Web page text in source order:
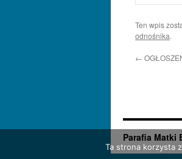
Ten wpis
odnośnika.
←
Parafia Matki
Ta strona korzysta